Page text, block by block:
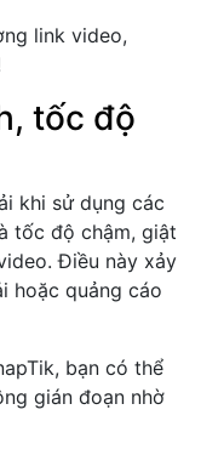
link video,
tốc độ
khi sử dụng các
tốc độ chậm, giật
Điều này xảy
hoặc quảng cáo
bạn có thể
gián đoạn nhờ